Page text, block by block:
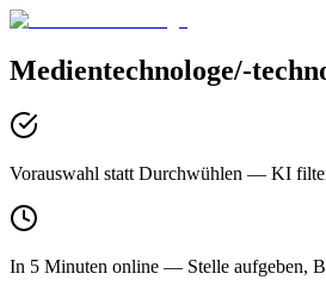
Medientechnologe/-
Vorauswahl statt Durchwühlen — KI
In 5 Minuten online — Stelle aufgeben,